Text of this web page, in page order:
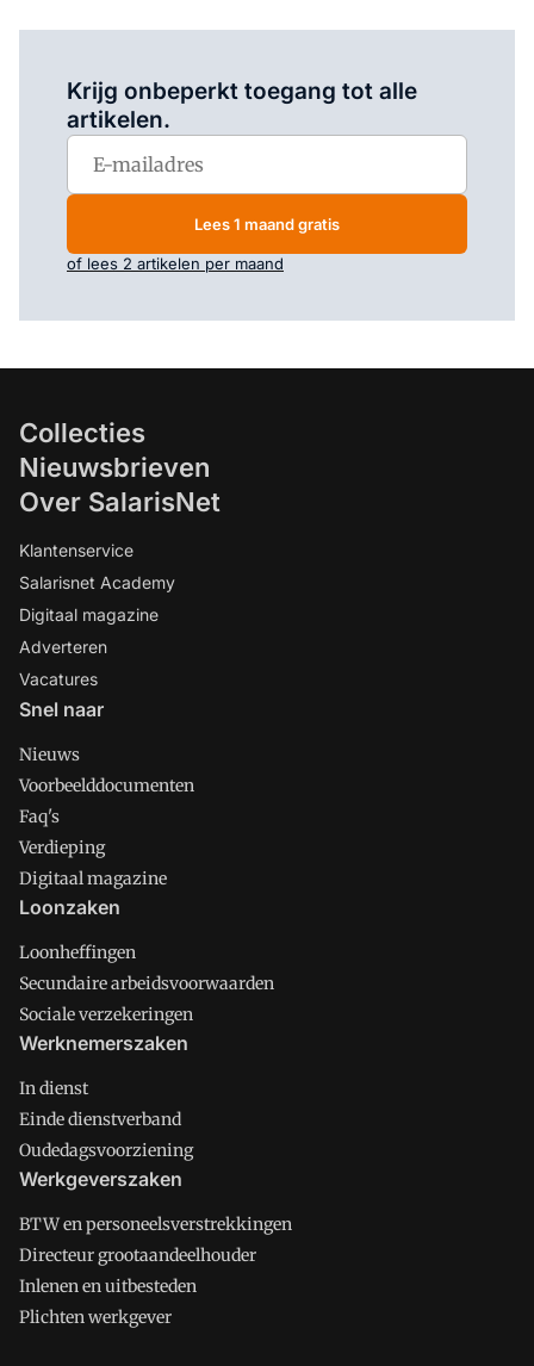
Krijg onbeperkt toegang tot alle
artikelen.
Lees 1 maand gratis
of lees 2 artikelen per maand
Collecties
Nieuwsbrieven
Over SalarisNet
Klantenservice
Salarisnet Academy
Digitaal magazine
Adverteren
Vacatures
Snel naar
Nieuws
Voorbeelddocumenten
Faq's
Verdieping
Digitaal magazine
Loonzaken
Loonheffingen
Secundaire arbeidsvoorwaarden
Sociale verzekeringen
Werknemerszaken
In dienst
Einde dienstverband
Oudedagsvoorziening
Werkgeverszaken
BTW en personeelsverstrekkingen
Directeur grootaandeelhouder
Inlenen en uitbesteden
Plichten werkgever